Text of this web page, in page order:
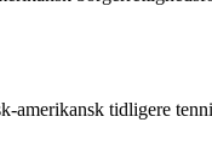
amerikansk tidligere